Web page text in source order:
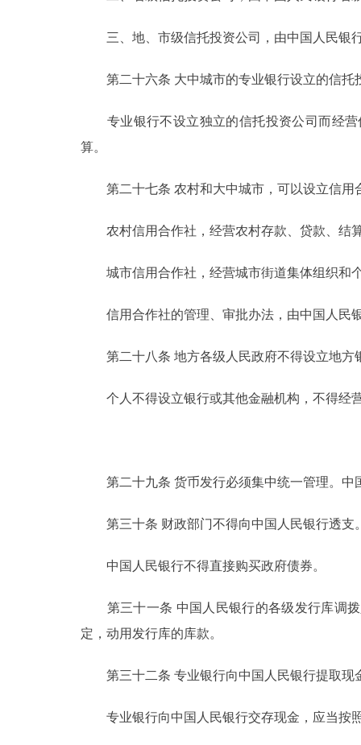
三、地、市级信托投资公司，由中国人民银
第二十六条 大中城市的专业银行设立的信托
专业银行不设立独立的信托投资公司而经营
算。
第二十七条 农村和大中城市，可以设立信用
农村信用合作社，经营农村存款、贷款、结
城市信用合作社，经营城市街道集体组织和
信用合作社的管理、审批办法，由中国人民
第二十八条 地方各级人民政府不得设立地方
个人不得设立银行或其他金融机构，不得经
第二十九条 货币发行必须集中统一管理。中
第三十条 财政部门不得向中国人民银行透支
中国人民银行不得直接购买政府债券。
第三十一条 中国人民银行的各级发行库调拨
定，动用发行库的库款。
第三十二条 专业银行向中国人民银行提取现
专业银行向中国人民银行交存现金，应当按